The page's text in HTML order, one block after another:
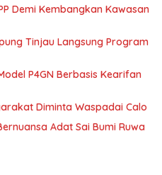
Demi Kembangkan Kawasan
Tinjau Langsung Program
P4GN Berbasis Kearifan
Diminta Waspadai Calo
Adat Sai Bumi Ruwa